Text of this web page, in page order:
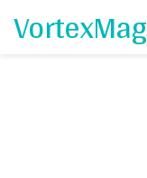
VortexMag